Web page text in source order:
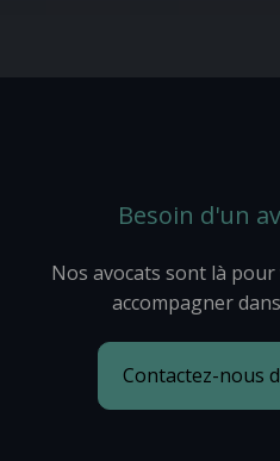
Besoin d'un
Nos avocats sont là
accompagner
Contactez-nous